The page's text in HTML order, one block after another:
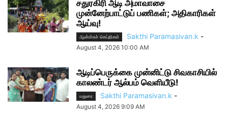
சதுரகிரி ஆடி அமாவாசை
முன்னேற்பாட்டுப் பணிகள்; அதிகாரிகள்
ஆய்வு!
ஆன்மிகச் செய்திகள் Sakthi Paramasivan.k -
August 4, 2026 10:00 AM
ஆடிப்பெருக்கை முன்னிட்டு சிவகாசியில்
காலண்டர் ஆல்பம் வெளியீடு!
மதுரை Sakthi Paramasivan.k -
August 4, 2026 9:09 AM